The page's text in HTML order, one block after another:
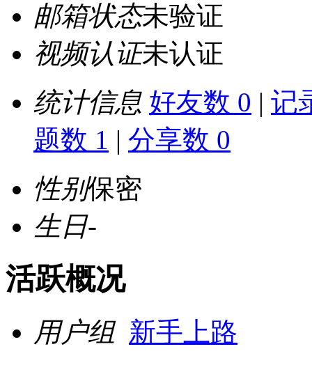
邮箱状态未验证
视频认证未认证
统计信息 好友数 0 | 记
题数 1 | 分享数 0
性别保密
生日-
活跃概况
用户组 新手上路